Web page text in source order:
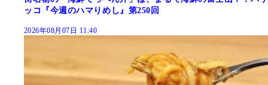
ッコ『今週のハマりめし』第250回
2026年08月07日 11:40